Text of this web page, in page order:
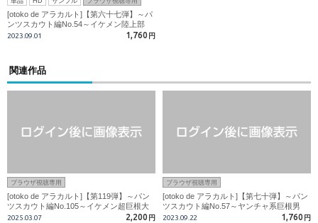
[otoko de アラカルト]【第六十七弾】～パ
ンツスカウト編No.54～イケメン陸上部
員?エッチ大好き?変態18才?
2023.09.01 1,760 円
関連作品
ブラウザ視聴専用
[otoko de アラカルト]【第119弾】～パン
ツスカウト編No.105～イケメン超巨根大
学生バレー部員!生掘られ発射!!
2025.03.07 2,200 円
ブラウザ視聴専用
[otoko de アラカルト]【第七十弾】～パン
ツスカウト編No.57～ヤンチャ系巨根男
子?スジ筋野球部員?
2023.09.22 1,760 円